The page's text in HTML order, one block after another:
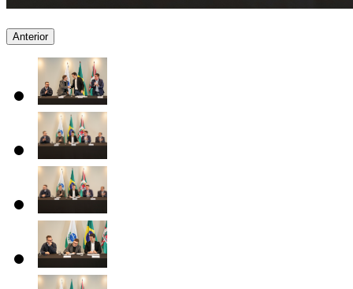
Anterior